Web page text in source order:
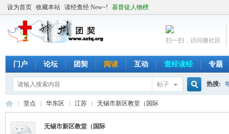
设为首页 收藏本站 读经查经 New~! 基督徒人物榜
扫一扫，访问微社区
门户 论坛 团契 阅读 互动 查经读经 专题
帖子 热搜:
堂点 华东区 江苏 无锡市新区教堂（国际
无锡市新区教堂（国际